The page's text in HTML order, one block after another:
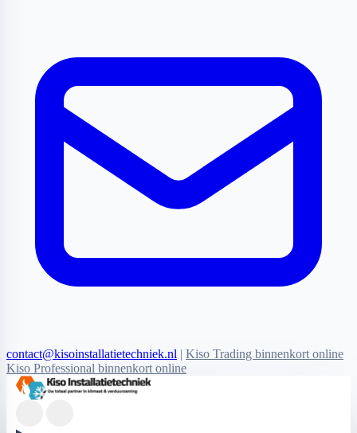
contact@kisoinstallatietechniek.nl | Kiso Trading binnenkort online
Kiso Professional binnenkort online